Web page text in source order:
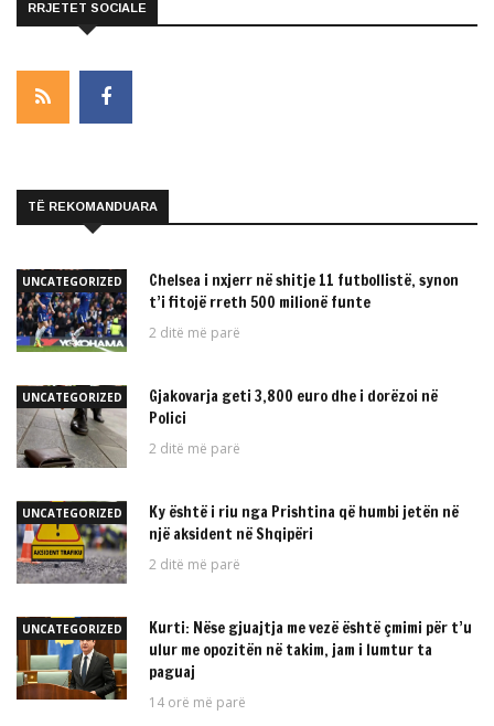
RRJETET SOCIALE
TË REKOMANDUARA
UNCATEGORIZED
Chelsea i nxjerr në shitje 11 futbollistë, synon
t’i fitojë rreth 500 milionë funte
2 ditë më parë
UNCATEGORIZED
Gjakovarja geti 3,800 euro dhe i dorëzoi në
Polici
2 ditë më parë
UNCATEGORIZED
Ky është i riu nga Prishtina që humbi jetën në
një aksident në Shqipëri
2 ditë më parë
UNCATEGORIZED
Kurti: Nëse gjuajtja me vezë është çmimi për t’u
ulur me opozitën në takim, jam i lumtur ta
paguaj
14 orë më parë